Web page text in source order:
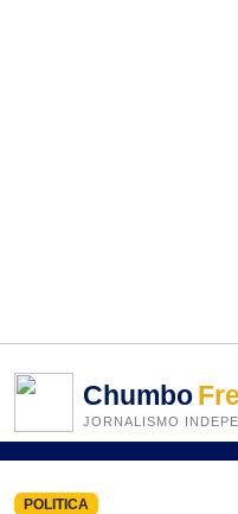
Chumbo
JORNALISMO
POLITICA